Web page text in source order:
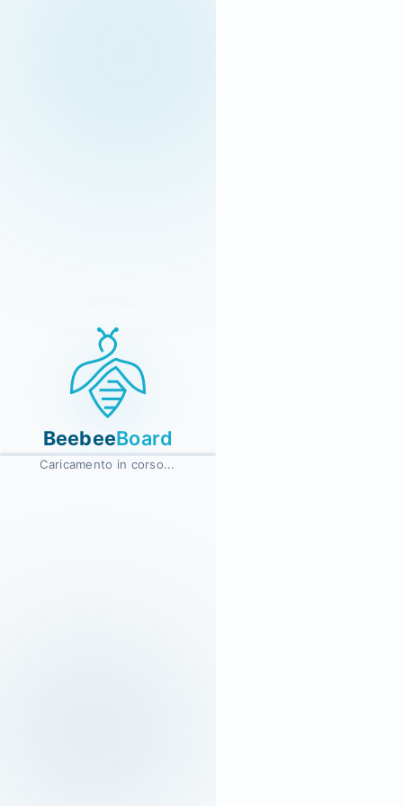
BeebeeBoard
Caricamento in corso